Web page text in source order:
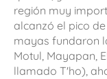
región muy
alcanzó el pico
mayas fundaron
Motul, Mayapan,
llamado T'ho),